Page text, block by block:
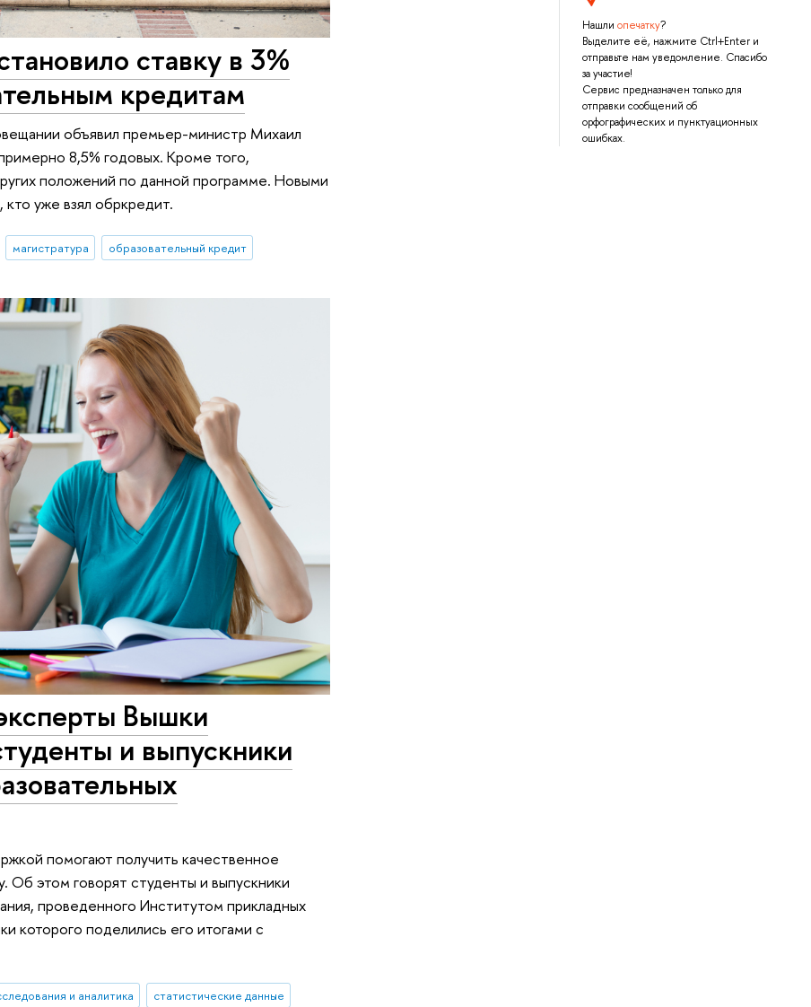
Нашли опечатку?
Выделите её, нажмите Ctrl+Enter и
отправьте нам уведомление. Спасибо
за участие!
Сервис предназначен только для
отправки сообщений об
орфографических и пунктуационных
ошибках.
ставку в 3%
кредитам
объявил премьер-министр Михаил
8,5% годовых. Кроме того,
положений по данной программе. Новыми
кто уже взял обркредит.
магистратура образовательный кредит
Вышки
и выпускники
помогают получить качественное
этом говорят студенты и выпускники
проведенного Институтом прикладных
которого поделились его итогами с
и аналитика статистические данные